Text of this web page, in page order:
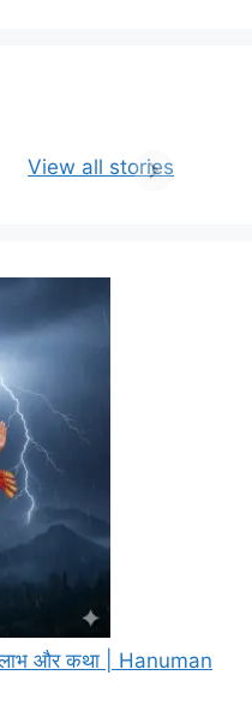
View all stories
लाभ और कथा | Hanuman